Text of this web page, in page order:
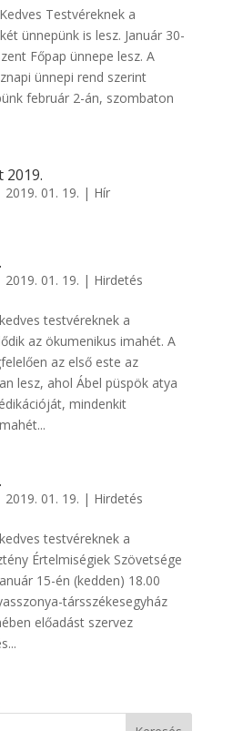
Testvéreknek a
ünnepünk is lesz. Január 30-
Főpap ünnepe lesz. A
ünnepi rend szerint
február 2-án, szombaton
2019. 01. 19. | Hír
2019. 01. 19. | Hirdetés
testvéreknek a
az ökumenikus imahét. A
az első este az
lesz, ahol Ábel püspök atya
mindenkit
2019. 01. 19. | Hirdetés
testvéreknek a
Értelmiségiek Szövetsége
15-én (kedden) 18.00
társszékesegyház
előadást szervez